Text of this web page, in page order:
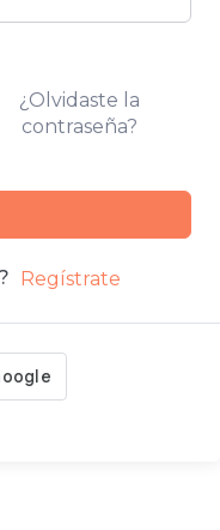
¿Olvidaste la
contraseña?
Regístrate